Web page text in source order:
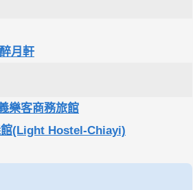
醉月軒
樂客商務旅館
(Light Hostel-Chiayi)